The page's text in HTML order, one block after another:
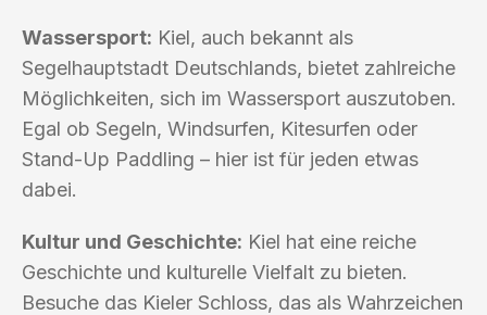
Wassersport: Kiel, auch bekannt als
Segelhauptstadt Deutschlands, bietet zahlreiche
Möglichkeiten, sich im Wassersport auszutoben.
Egal ob Segeln, Windsurfen, Kitesurfen oder
Stand-Up Paddling – hier ist für jeden etwas
dabei.
Kultur und Geschichte: Kiel hat eine reiche
Geschichte und kulturelle Vielfalt zu bieten.
Besuche das Kieler Schloss, das als Wahrzeichen